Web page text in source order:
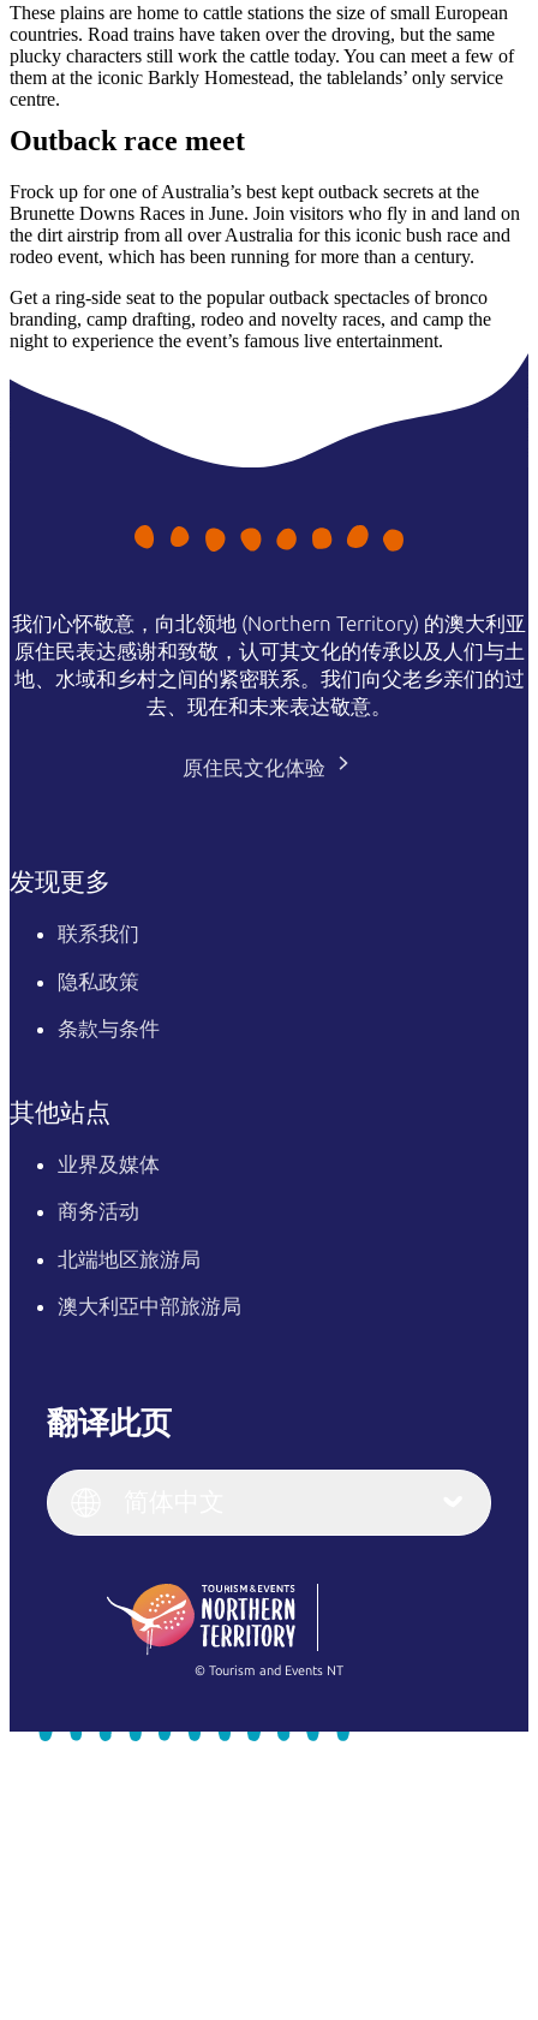
These plains are home to cattle stations the size of small European
countries. Road trains have taken over the droving, but the same
plucky characters still work the cattle today. You can meet a few of
them at the iconic Barkly Homestead, the tablelands’ only service
centre.
Outback race meet
Frock up for one of Australia’s best kept outback secrets at the
Brunette Downs Races in June. Join visitors who fly in and land on
the dirt airstrip from all over Australia for this iconic bush race and
rodeo event, which has been running for more than a century.
Get a ring-side seat to the popular outback spectacles of bronco
branding, camp drafting, rodeo and novelty races, and camp the
night to experience the event’s famous live entertainment.
我们心怀敬意，向北领地 (Northern Territory) 的澳大利亚
原住民表达感谢和致敬，认可其文化的传承以及人们与土
地、水域和乡村之间的紧密联系。我们向父老乡亲们的过
去、现在和未来表达敬意。
原住民文化体验
发现更多
联系我们
隐私政策
条款与条件
其他站点
业界及媒体
商务活动
北端地区旅游局
澳大利亞中部旅游局
翻译此页
English (US)
English
(Singapore)
Français
繁體中文
© Tourism and Events NT